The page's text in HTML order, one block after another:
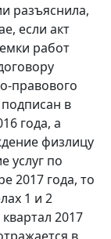
разъяснила,
если акт
работ
правового
в
года, а
физлицу
услуг по
2017 года, то
1 и 2
2017